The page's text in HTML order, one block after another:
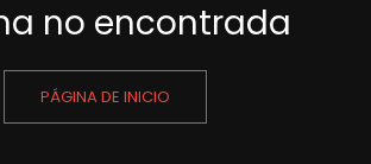
no encontrada
PÁGINA DE INICIO